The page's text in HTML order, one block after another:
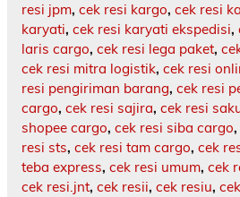
resi jpm, cek resi kargo, cek resi
karyati, cek resi karyati ekspedisi,
laris cargo, cek resi lega paket,
cek resi mitra logistik, cek resi
resi pengiriman barang, cek resi
cargo, cek resi sajira, cek resi
shopee cargo, cek resi siba cargo,
resi sts, cek resi tam cargo, cek
teba express, cek resi umum, cek
cek resi.jnt, cek resii, cek resiu,